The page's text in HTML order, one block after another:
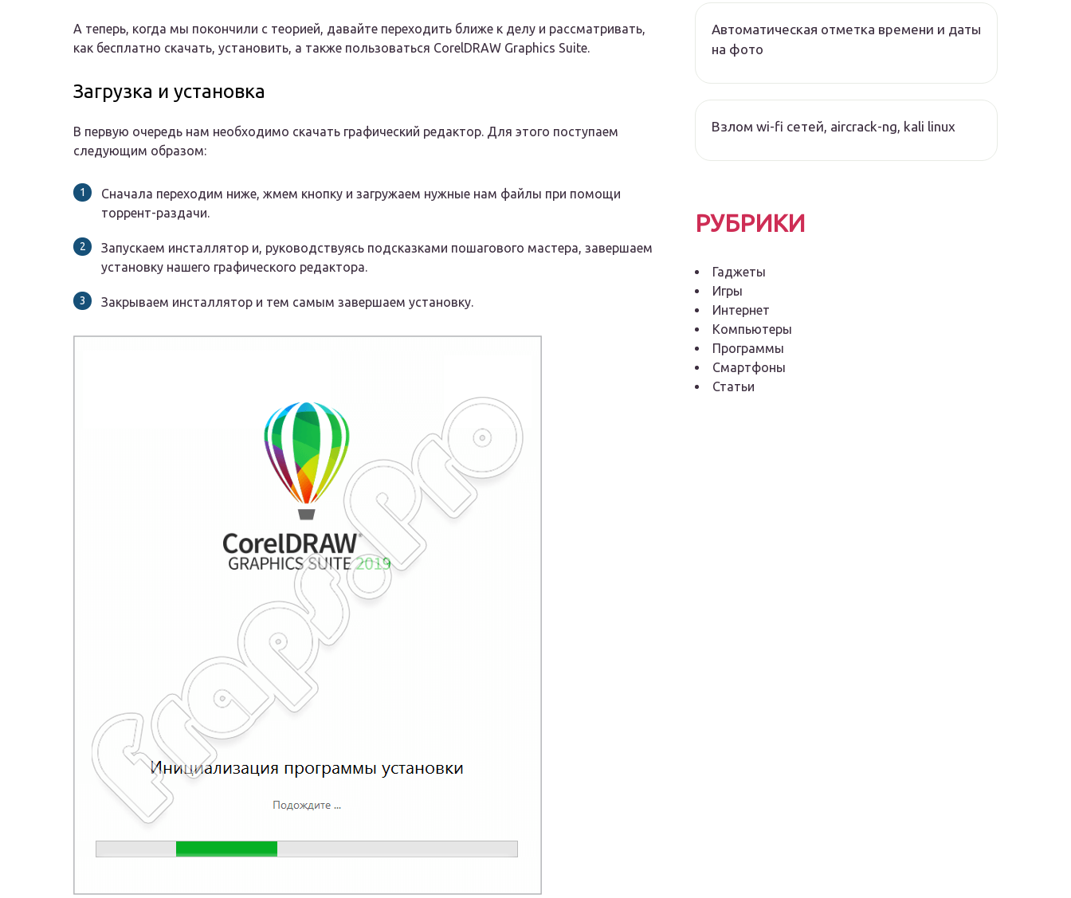
А теперь, когда мы покончили с теорией, давайте переходить ближе к делу и рассматривать,
как бесплатно скачать, установить, а также пользоваться CorelDRAW Graphics Suite.
Загрузка и установка
В первую очередь нам необходимо скачать графический редактор. Для этого поступаем
следующим образом:
Сначала переходим ниже, жмем кнопку и загружаем нужные нам файлы при помощи
торрент-раздачи.
Запускаем инсталлятор и, руководствуясь подсказками пошагового мастера, завершаем
установку нашего графического редактора.
Закрываем инсталлятор и тем самым завершаем установку.
Автоматическая отметка времени и даты
на фото
Взлом wi-fi сетей, aircrack-ng, kali linux
РУБРИКИ
Гаджеты
Игры
Интернет
Компьютеры
Программы
Смартфоны
Статьи